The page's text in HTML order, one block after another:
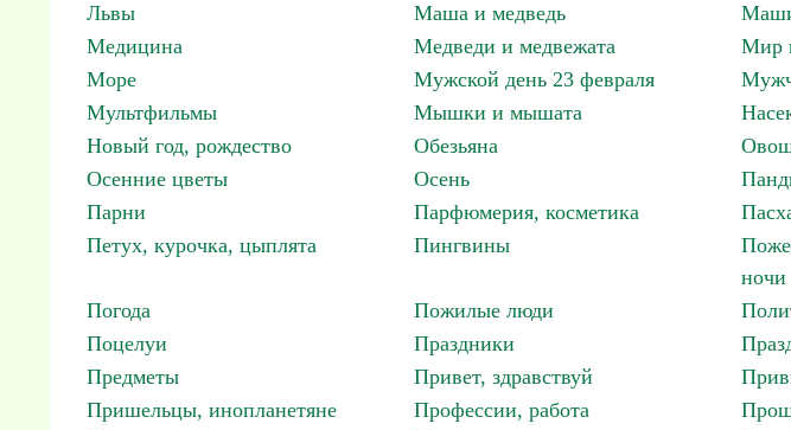
Львы
Маша и медведь
Медицина
Медведи и медвежата
Мир
Море
Мужской день 23 февраля
Мультфильмы
Мышки и мышата
Новый год, рождество
Обезьяна
Осенние цветы
Осень
Парни
Парфюмерия, косметика
Петух, курочка, цыплята
Пингвины
ночи
Погода
Пожилые люди
Поцелуи
Праздники
Предметы
Привет, здравствуй
Пришельцы, инопланетяне
Профессии, работа